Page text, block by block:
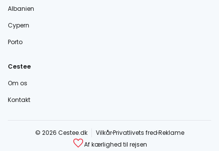
Albanien
Cypern
Porto
Cestee
Om os
Kontakt
© 2026 Cestee.dk VilkårPrivatlivets fredReklame
Af kærlighed til rejsen